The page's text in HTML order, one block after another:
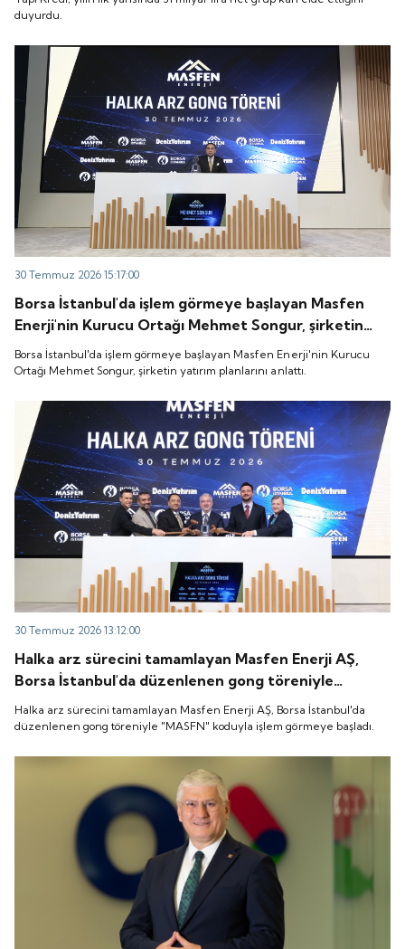
duyurdu.
30 Temmuz 2026 15:17:00
Borsa İstanbul'da işlem görmeye başlayan Masfen
Enerji'nin Kurucu Ortağı Mehmet Songur, şirketin
yatırım planlarını anlattı.
Borsa İstanbul'da işlem görmeye başlayan Masfen Enerji'nin Kurucu
Ortağı Mehmet Songur, şirketin yatırım planlarını anlattı.
30 Temmuz 2026 13:12:00
Halka arz sürecini tamamlayan Masfen Enerji AŞ,
Borsa İstanbul'da düzenlenen gong töreniyle
"MASFN" koduyla işlem görmeye başladı.
Halka arz sürecini tamamlayan Masfen Enerji AŞ, Borsa İstanbul'da
düzenlenen gong töreniyle "MASFN" koduyla işlem görmeye başladı.